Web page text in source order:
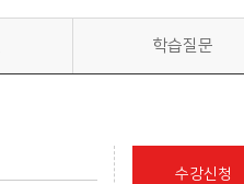
학습질문
수강신청